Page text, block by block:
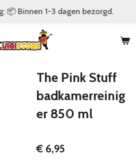
📦 Binnen 1-3 dagen bezorgd.
The Pink Stuff
badkamerreinig
er 850 ml
€ 6,95